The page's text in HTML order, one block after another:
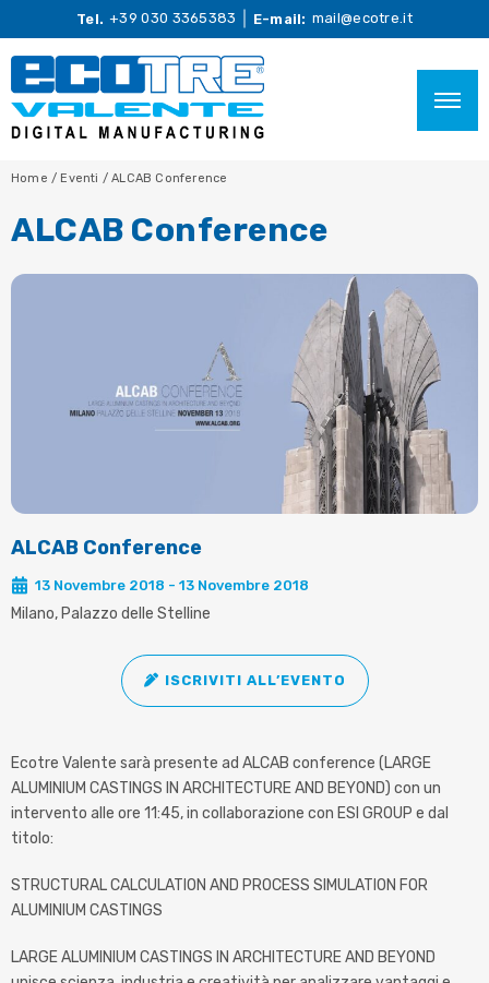
Tel. +39 030 3365383 E-mail: mail@ecotre.it
Home / Eventi /ALCAB Conference
ALCAB Conference
ALCAB Conference
13 Novembre 2018 - 13 Novembre 2018
Milano, Palazzo delle Stelline
ISCRIVITI ALL’EVENTO
Ecotre Valente sarà presente ad ALCAB conference (LARGE
ALUMINIUM CASTINGS IN ARCHITECTURE AND BEYOND) con un
intervento alle ore 11:45, in collaborazione con ESI GROUP e dal
titolo:
STRUCTURAL CALCULATION AND PROCESS SIMULATION FOR
ALUMINIUM CASTINGS
LARGE ALUMINIUM CASTINGS IN ARCHITECTURE AND BEYOND